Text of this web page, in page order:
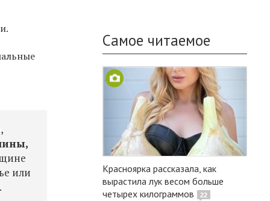
или
Самое читаемое
Красноярка рассказала, как
вырастила лук весом больше
четырех килограммов
22